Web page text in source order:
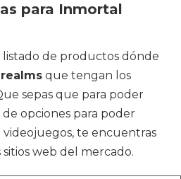
para Inmortal
de productos dónde
que tengan los
sepas que para poder
opciones para poder
te encuentras
web del mercado.